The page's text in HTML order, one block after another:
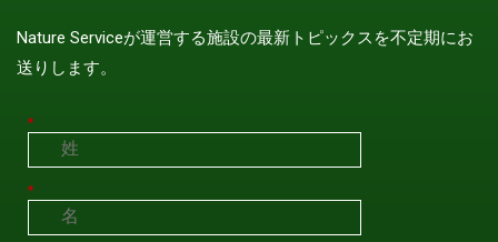
Nature Serviceが運営する施設の最新トピックスを不定期にお
送りします。
*
*